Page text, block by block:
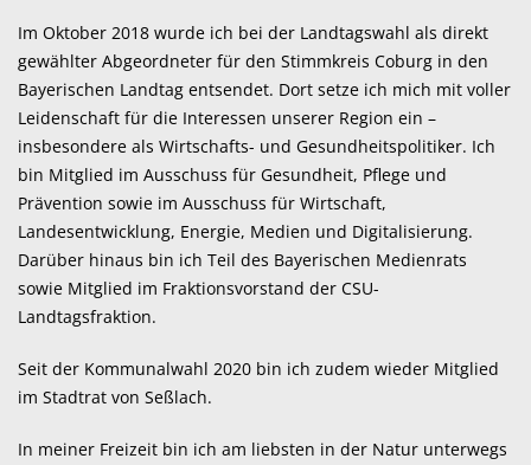
Im Oktober 2018 wurde ich bei der Landtagswahl als direkt
gewählter Abgeordneter für den Stimmkreis Coburg in den
Bayerischen Landtag entsendet. Dort setze ich mich mit voller
Leidenschaft für die Interessen unserer Region ein –
insbesondere als Wirtschafts- und Gesundheitspolitiker. Ich
bin Mitglied im Ausschuss für Gesundheit, Pflege und
Prävention sowie im Ausschuss für Wirtschaft,
Landesentwicklung, Energie, Medien und Digitalisierung.
Darüber hinaus bin ich Teil des Bayerischen Medienrats
sowie Mitglied im Fraktionsvorstand der CSU-
Landtagsfraktion.
Seit der Kommunalwahl 2020 bin ich zudem wieder Mitglied
im Stadtrat von Seßlach.
In meiner Freizeit bin ich am liebsten in der Natur unterwegs